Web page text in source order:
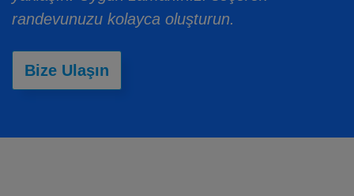
randevunuzu kolayca oluşturun.
Bize Ulaşın